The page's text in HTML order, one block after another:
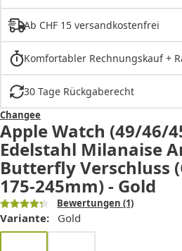
Ab CHF 15 versandkostenfrei
Komfortabler Rechnungskauf +
30 Tage Rückgaberecht
Changee
Apple Watch (49/46/
Edelstahl Milanaise
Butterfly Verschluss
175-245mm) - Gold
Bewertungen (1)
Variante: Gold